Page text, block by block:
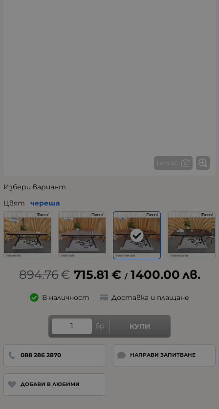
1 от 20
Избери вариант
Цвят
череша
894.76€ 715.81 € / 1400.00 лв.
В наличност Доставка и плащане
бр. КУПИ
088 286 2870 НАПРАВИ ЗАПИТВАНЕ
ДОБАВИ В ЛЮБИМИ